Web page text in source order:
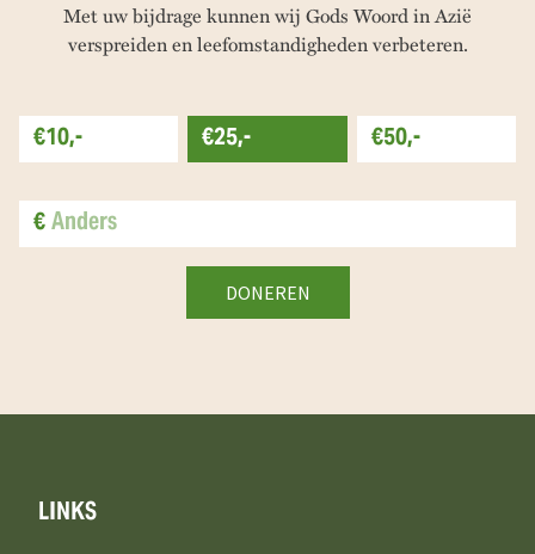
Met uw bijdrage kunnen wij Gods Woord in Azië
verspreiden en leefomstandigheden verbeteren.
€10,- €25,-
€50,-
€
LINKS